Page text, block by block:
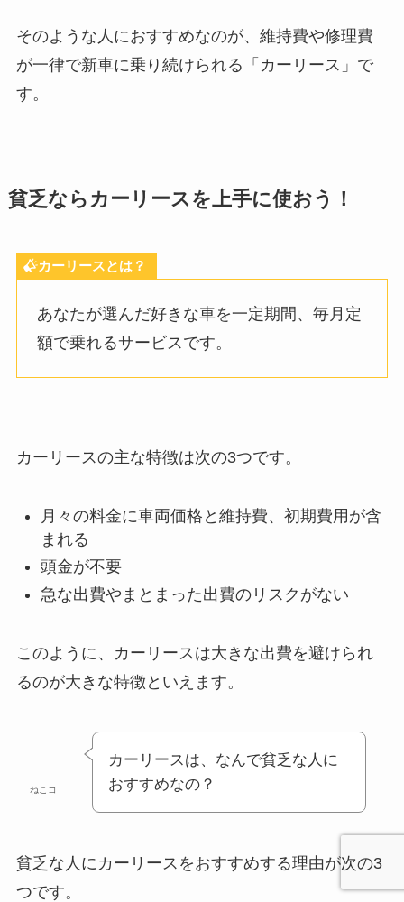
そのような人におすすめなのが、維持費や修理費
が一律で新車に乗り続けられる「カーリース」で
す。
貧乏ならカーリースを上手に使おう！
カーリースとは？
あなたが選んだ好きな車を一定期間、毎月定
額で乗れるサービスです。
カーリースの主な特徴は次の3つです。
月々の料金に車両価格と維持費、初期費用が含
まれる
頭金が不要
急な出費やまとまった出費のリスクがない
このように、カーリースは大きな出費を避けられ
るのが大きな特徴といえます。
ねこコ
カーリースは、なんで貧乏な人に
おすすめなの？
貧乏な人にカーリースをおすすめする理由が次の3
つです。